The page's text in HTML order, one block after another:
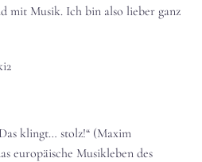
mit Musik. Ich bin also lieber ganz
klingt… stolz!“ (Maxim
europäische Musikleben des